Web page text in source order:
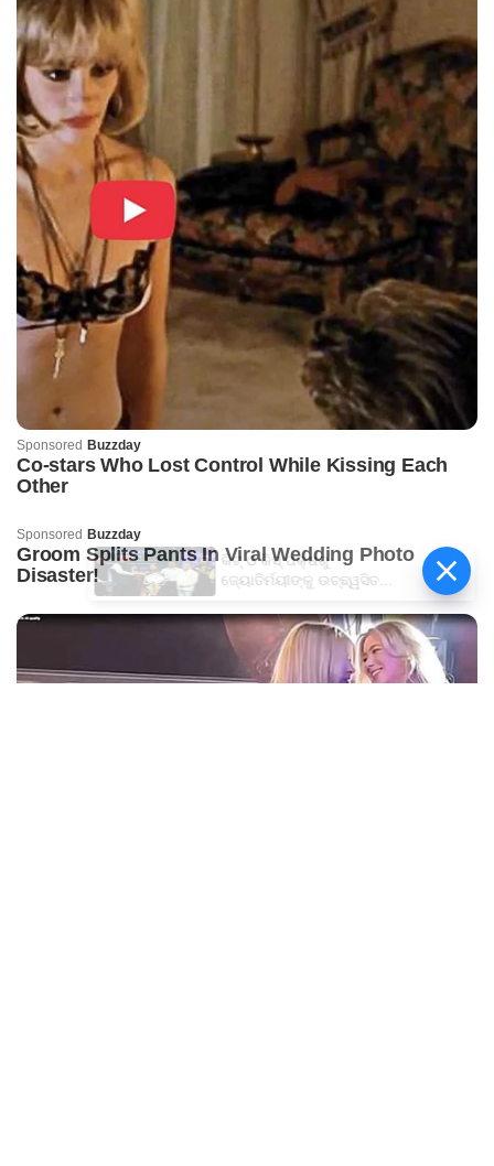
କିଟ୍‍ ଓ କିସ୍‍ ପକ୍ଷରୁ
ଜ୍ୟୋତିର୍ମୟୀଙ୍କୁ ଉଚ୍ଛ୍ୱସିତ
ପ୍ରୋତ୍ସାହନ ରାଶି ପ୍ରଦାନ